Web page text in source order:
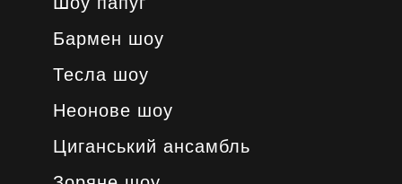
Бармен шоу
Тесла шоу
Неонове шоу
Циганський ансамбль